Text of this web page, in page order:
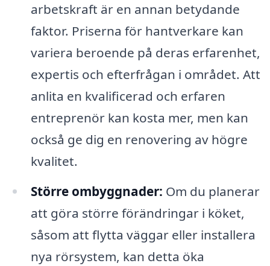
arbetskraft är en annan betydande
faktor. Priserna för hantverkare kan
variera beroende på deras erfarenhet,
expertis och efterfrågan i området. Att
anlita en kvalificerad och erfaren
entreprenör kan kosta mer, men kan
också ge dig en renovering av högre
kvalitet.
Större ombyggnader: Om du planerar
att göra större förändringar i köket,
såsom att flytta väggar eller installera
nya rörsystem, kan detta öka